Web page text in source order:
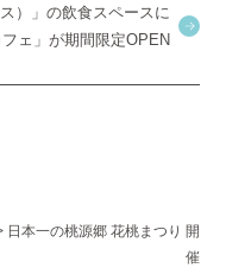
）」の飲食スペースに
ェ」が期間限定OPEN
日本一の桃源郷 花桃まつり 開
催